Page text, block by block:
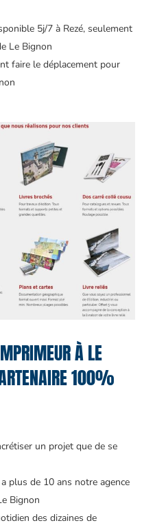
5j/7 à Rezé, seulement
Le Bignon
faire le déplacement pour
À LE
100%
un projet que de se
plus de 10 ans notre agence
Bignon
des dizaines de